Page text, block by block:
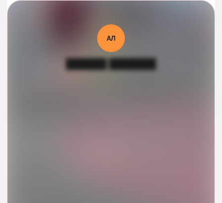
АЛ
██████ ███████